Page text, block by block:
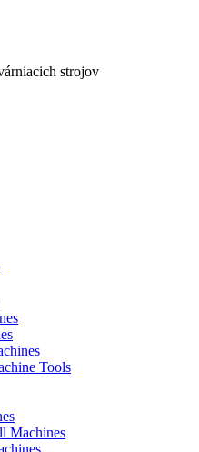
strojov
Tools
Machines